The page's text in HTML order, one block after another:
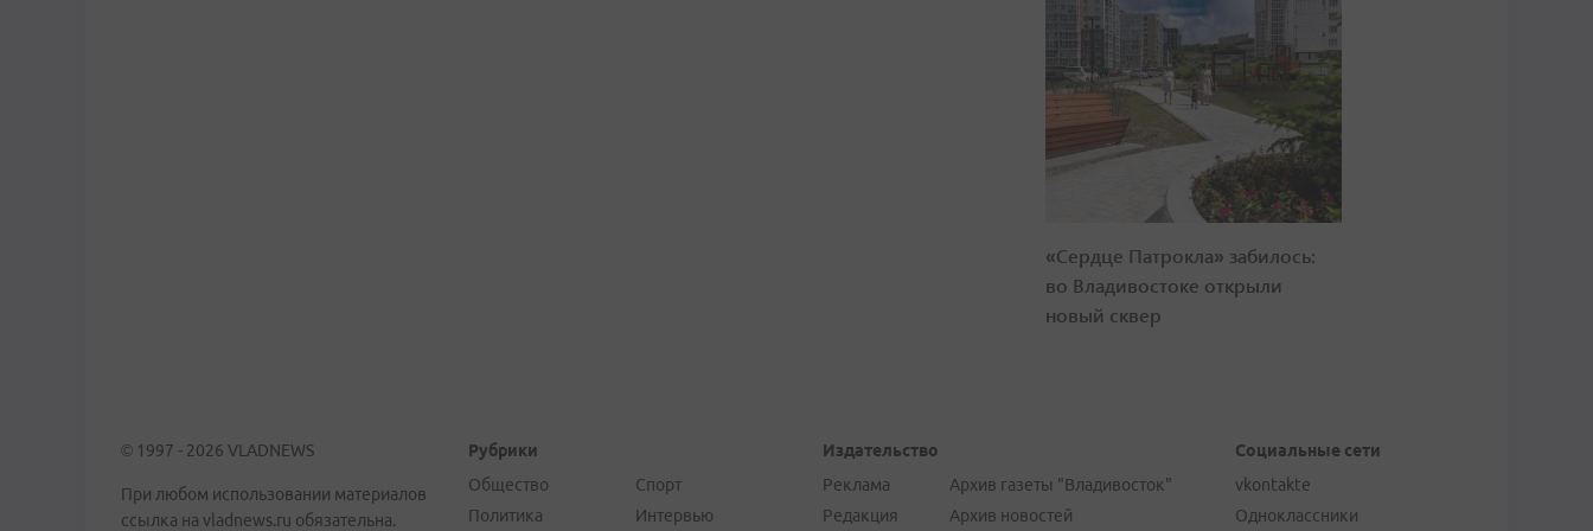
«Сердце Патрокла» забилось:
во Владивостоке открыли
новый сквер
© 1997 - 2026 VLADNEWS
При любом использовании материалов
ссылка на vladnews.ru обязательна.
Рубрики
Общество
Политика
Спорт
Интервью
Издательство
Реклама
Редакция
Архив газеты "Владивосток"
Архив новостей
Социальные сети
vkontakte
Одноклассники